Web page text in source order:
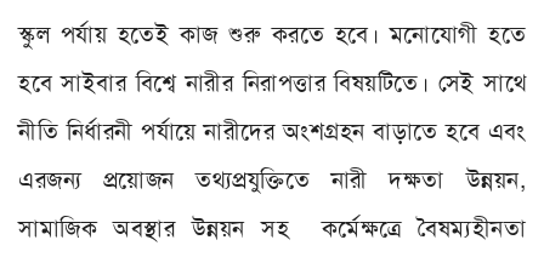
স্কুল পর্যায় হতেই কাজ শুরু করতে হবে। মনোযোগী হতে
হবে সাইবার বিশ্বে নারীর নিরাপত্তার বিষয়টিতে। সেই সাথে
নীতি নির্ধারনী পর্যায়ে নারীদের অংশগ্রহন বাড়াতে হবে এবং
এরজন্য প্রয়োজন তথ্যপ্রযুক্তিতে নারী দক্ষতা উন্নয়ন,
সামাজিক অবস্থার উন্নয়ন সহ কর্মেক্ষত্রে বৈষম্যহীনতা